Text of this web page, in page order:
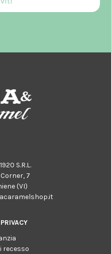
S.R.L.
7
(VI)
recesso